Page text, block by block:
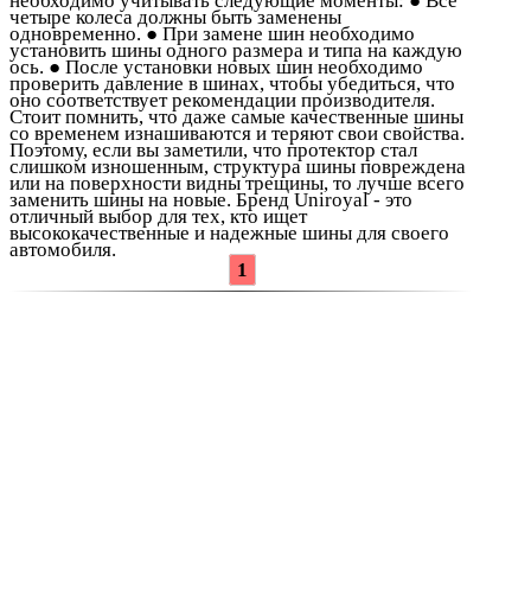
четыре колеса должны быть заменены
одновременно. ● При замене шин необходимо
установить шины одного размера и типа на каждую
ось. ● После установки новых шин необходимо
проверить давление в шинах, чтобы убедиться, что
оно соответствует рекомендации производителя.
Стоит помнить, что даже самые качественные шины
со временем изнашиваются и теряют свои свойства.
Поэтому, если вы заметили, что протектор стал
слишком изношенным, структура шины повреждена
или на поверхности видны трещины, то лучше всего
заменить шины на новые. Бренд Uniroyal - это
отличный выбор для тех, кто ищет
высококачественные и надежные шины для своего
автомобиля.
1